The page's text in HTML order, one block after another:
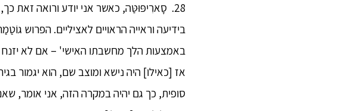
28. סָארִיפּוּטַּה, כאשר אני יודע ורואה זאת
בידיעה וראייה הראויים לאציליים. הפרוש
באמצעות הלך מחשבתו האישי' – אם לא
אז [כאילו] היה נישא ומוצב שם, הוא יגמור
סופית, כך גם יהיה במקרה הזה, אני אומר,